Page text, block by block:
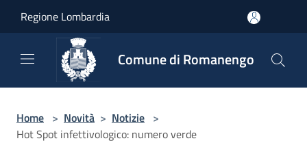
Regione Lombardia
Comune di Romanengo
Home > Novità > Notizie >
Hot Spot infettivologico: numero verde